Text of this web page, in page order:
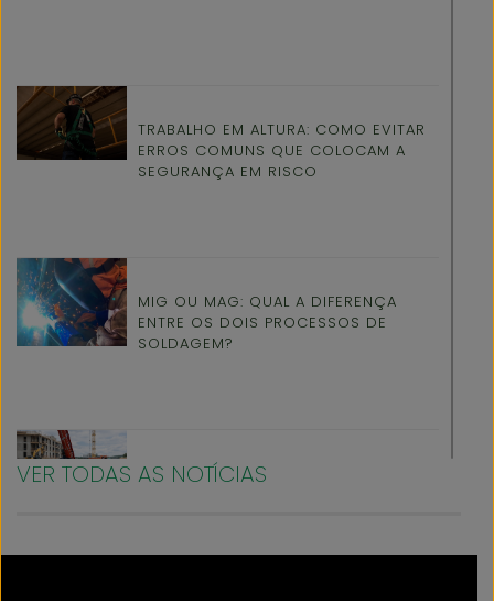
TRABALHO EM ALTURA: COMO EVITAR
ERROS COMUNS QUE COLOCAM A
SEGURANÇA EM RISCO
MIG OU MAG: QUAL A DIFERENÇA
ENTRE OS DOIS PROCESSOS DE
SOLDAGEM?
ORGANIZAÇÃO E PRODUTIVIDADE NO
VER TODAS AS NOTÍCIAS